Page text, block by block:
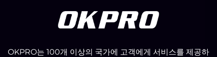
OKPRO는 100개 이상의 국가에 고객에게 서비스를 제공하